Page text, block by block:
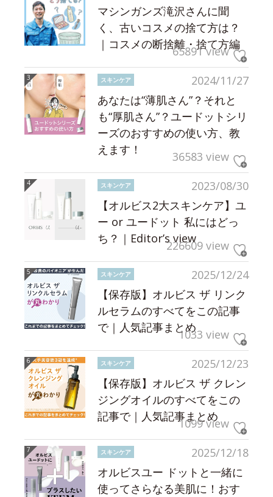
マシンガンズ滝沢さんに聞
く、古いコスメの捨て方は？
｜コスメの断捨離・捨て方編
65891 view
2024/11/27
スキンケア
あなたは“薄肌さん”？それと
も“厚肌さん”？ユードットシリ
ーズのおすすめの使い方、教
えます！
36583 view
2023/08/30
スキンケア
【オルビス2大スキンケア】ユ
ー or ユードット 私にはどっ
ち？｜Editor’s view226609 view
2025/12/24
スキンケア
【保存版】オルビス ザ リンク
ルセラムのすべてをこの記事
で｜人気記事まとめ1033 view
2025/12/23
スキンケア
【保存版】オルビス ザ クレン
ジングオイルのすべてをこの
記事で｜人気記事まとめ
1099 view
2025/12/18
スキンケア
オルビスユー ドットと一緒に
使ってさらなる美肌に！おす